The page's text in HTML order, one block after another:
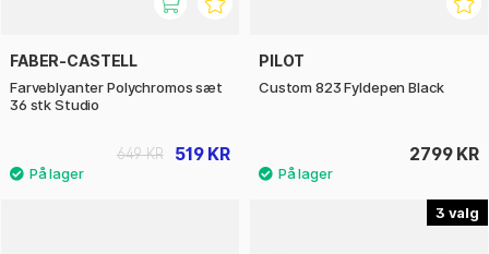
FABER-CASTELL
Farveblyanter Polychromos sæt
36 stk Studio
519 KR
649 KR
PILOT
Custom 823 Fyldepen Black
2799 KR
3